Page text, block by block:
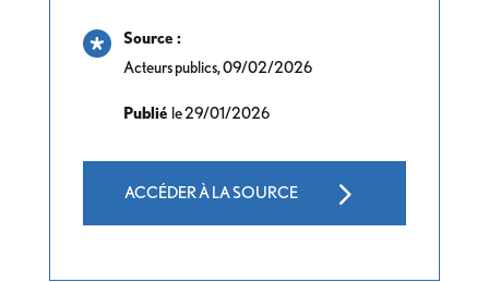
Source :
Acteurs publics, 09/02/2026
Publié le 29/01/2026
ACCÉDER À LA SOURCE